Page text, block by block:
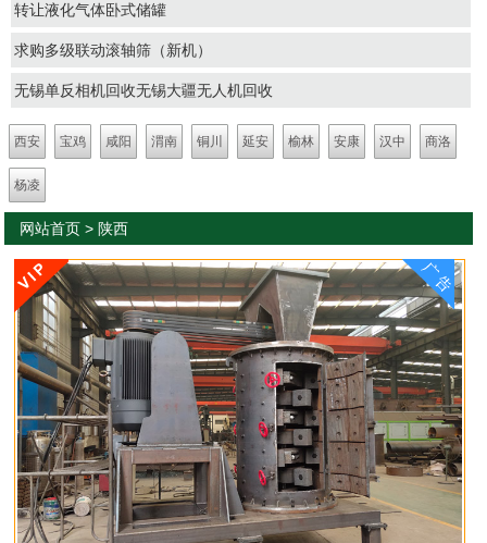
转让液化气体卧式储罐
求购多级联动滚轴筛（新机）
无锡单反相机回收无锡大疆无人机回收
西安 宝鸡 咸阳 渭南 铜川 延安 榆林 安康 汉中 商洛
杨凌
网站首页 > 陕西